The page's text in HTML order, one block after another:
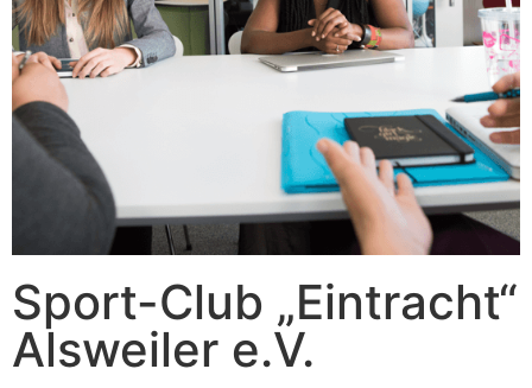
Sport-Club „Eintracht“
Alsweiler e.V.